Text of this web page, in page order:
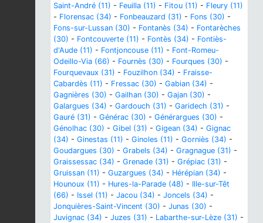
Saint-André (11) - Feuilla (11) - Fitou (11) - Fleury (11)
- Florensac (34) - Fonbeauzard (31) - Fons (30) -
Fons-sur-Lussan (30) - Fontanès (34) - Fontarèches
(30) - Fontcouverte (11) - Fontès (34) - Fontiès-
d'Aude (11) - Fontjoncouse (11) - Font-Romeu-
Odeillo-Via (66) - Fournès (30) - Fourques (30) -
Fourquevaux (31) - Fouzilhon (34) - Fraisse-
Cabardès (11) - Fressac (30) - Gabian (34) -
Gagnières (30) - Gailhan (30) - Gajan (30) -
Galargues (34) - Gardouch (31) - Garidech (31) -
Gauré (31) - Générac (30) - Générargues (30) -
Génolhac (30) - Gibel (31) - Gigean (34) - Gignac
(34) - Ginestas (11) - Ginoles (11) - Gorniès (34) -
Goudargues (30) - Grabels (34) - Gragnague (31) -
Graissessac (34) - Grenade (31) - Grépiac (31) -
Gruissan (11) - Guzargues (34) - Hérépian (34) -
Hounoux (11) - Hures-la-Parade (48) - Ille-sur-Têt
(66) - Issel (11) - Jacou (34) - Joncels (34) -
Jonquières-Saint-Vincent (30) - Junas (30) -
Juvignac (34) - Juzes (31) - Labarthe-sur-Lèze (31) -